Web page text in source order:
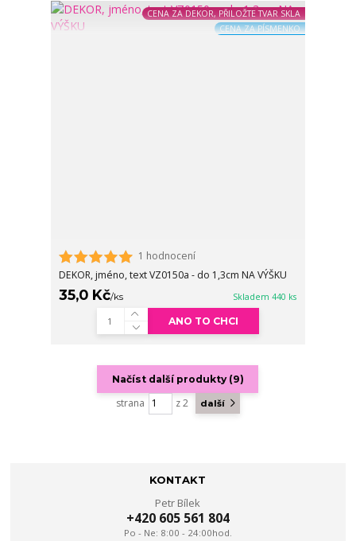
CENA ZA DEKOR, PŘILOŽTE TVAR SKLA
CENA ZA PÍSMENKO
1 hodnocení
DEKOR, jméno, text VZ0150a - do 1,3cm NA VÝŠKU
35,0 Kč/ks Skladem 440 ks
ANO TO CHCI
Načíst další produkty (9)
strana z 2 další
KONTAKT
Petr Bílek
+420 605 561 804
Po - Ne: 8:00 - 24:00hod.